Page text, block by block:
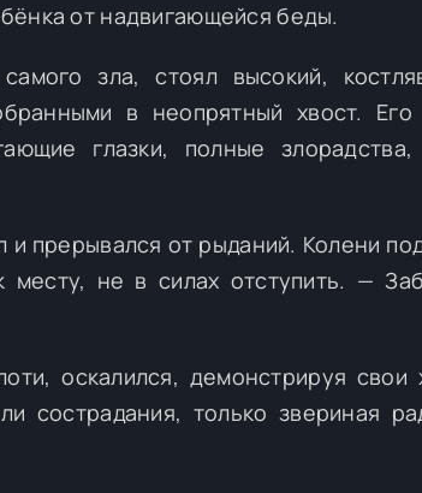
от надвигающейся беды.
зла, стоял высокий,
в неопрятный хвост. Его
глазки, полные
прерывался от рыданий. Колени
месту, не в силах отступить. —
оскалился, демонстрируя свои
сострадания, только звериная